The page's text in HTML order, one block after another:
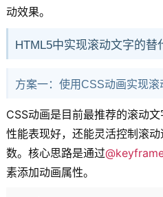
动效果。
HTML5中实现滚动文字的替
方案一：使用CSS动画实现滚
CSS动画是目前最推荐的滚动文
性能表现好，还能灵活控制滚
数。核心思路是通过
素添加动画属性。